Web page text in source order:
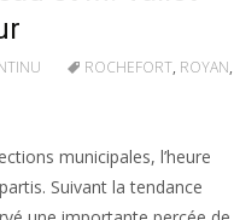
ROCHEFORT, ROYAN,
municipales, l’heure
Suivant la tendance